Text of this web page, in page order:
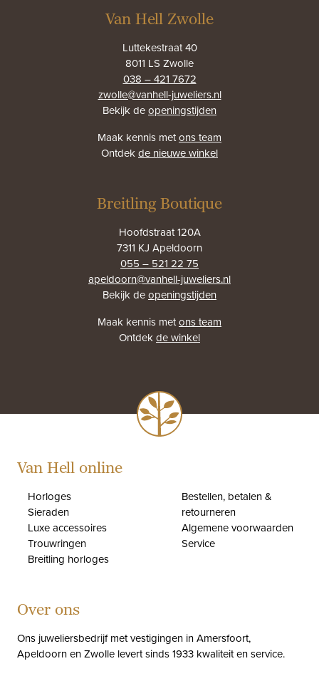
Van Hell Zwolle
Luttekestraat 40
8011 LS Zwolle
038 – 421 7672
zwolle@vanhell-juweliers.nl
Bekijk deopeningstijden
Maak kennis metons team
Ontdekde nieuwe winkel
Breitling Boutique
Hoofdstraat 120A
7311 KJ Apeldoorn
055 – 521 22 75
apeldoorn@vanhell-juweliers.nl
Bekijk deopeningstijden
Maak kennis metons team
Ontdekde winkel
Van Hell online
Horloges
Sieraden
Luxe accessoires
Trouwringen
Breitling horloges
Bestellen, betalen &
retourneren
Algemene voorwaarden
Service
Over ons
Ons juweliersbedrijf met vestigingen in Amersfoort,
Apeldoorn en Zwolle levert sinds 1933 kwaliteit en service.